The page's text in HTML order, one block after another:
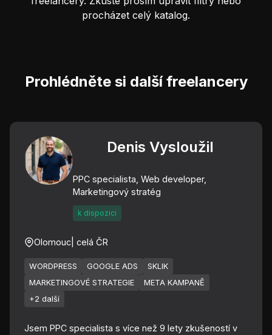
procházet celý katalog.
Prohlédněte si další freelancery
Denis Vysloužil
PPC specialista, Web developer,
Marketingový stratég
k dispozici
Olomouc | celá ČR
WORDPRESS GOOGLE ADS
SKLIK
MARKETINGOVÉ STRATEGIE
META KAMPANĚ
+2 další
Jsem PPC specialista s více než 9 lety zkušeností v